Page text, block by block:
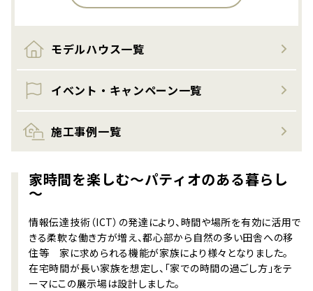
モデルハウス一覧
イベント・キャンペーン一覧
施工事例一覧
家時間を楽しむ～パティオのある暮らし
～
情報伝達技術（ICT）の発達により、時間や場所を有効に活用で
きる柔軟な働き方が増え、都心部から自然の多い田舎への移
住等 家に求められる機能が家族により様々となりました。
在宅時間が長い家族を想定し、「家での時間の過ごし方」をテ
ーマにこの展示場は設計しました。